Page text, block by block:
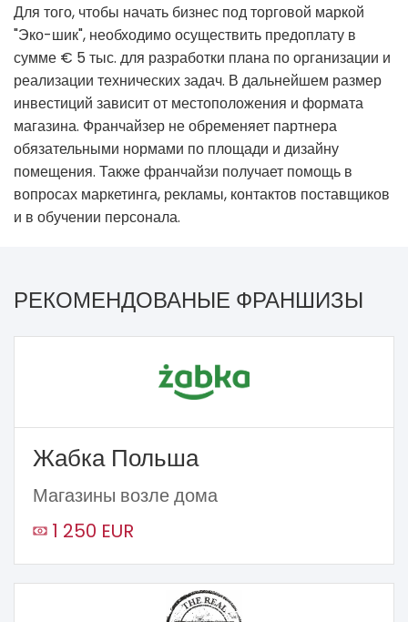
Для того, чтобы начать бизнес под торговой маркой
"Эко-шик", необходимо осуществить предоплату в
сумме € 5 тыс. для разработки плана по организации и
реализации технических задач. В дальнейшем размер
инвестиций зависит от местоположения и формата
магазина. Франчайзер не обременяет партнера
обязательными нормами по площади и дизайну
помещения. Также франчайзи получает помощь в
вопросах маркетинга, рекламы, контактов поставщиков
и в обучении персонала.
РЕКОМЕНДОВАНЫЕ ФРАНШИЗЫ
Жабка Польша
Магазины возле дома
1 250 EUR